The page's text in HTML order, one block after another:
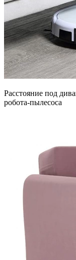
Расстояние под
робота-пылесоса